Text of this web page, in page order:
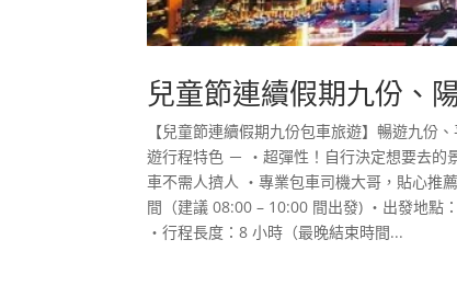
兒童節連續假期九份、
【兒童節連續假期九份包車旅遊】暢遊九份
遊行程特色 － ・超彈性！自行決定想要去
車不需人擠人 ・專業包車司機大哥，貼心推
間（建議 08:00 – 10:00 間出發) ・出發地點
・行程長度：8 小時（最晚結束時間...